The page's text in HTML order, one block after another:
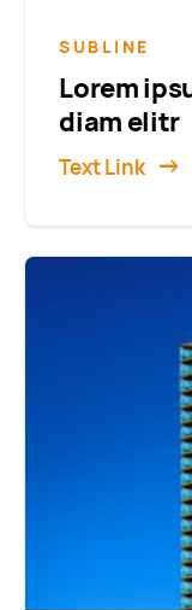
SUBLINE
Lorem
diam elitr
Text Link